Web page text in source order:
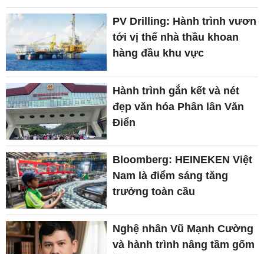
PV Drilling: Hành trình vươn
tới vị thế nhà thầu khoan
hàng đầu khu vực
Hành trình gắn kết và nét
đẹp văn hóa Phân lân Văn
Điển
Bloomberg: HEINEKEN Việt
Nam là điểm sáng tăng
trưởng toàn cầu
Nghệ nhân Vũ Mạnh Cường
và hành trình nâng tầm gốm